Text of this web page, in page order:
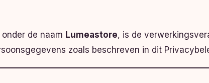
onder de naam Lumeastore, is de
zoals beschreven in dit